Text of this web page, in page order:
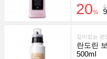
20%
깊이있는 편
란도린
500ml